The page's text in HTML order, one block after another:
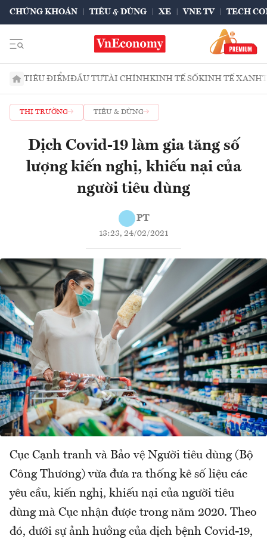
CHỨNG KHOÁN TIÊU & DÙNG XE VNE TV TECH
TIÊU ĐIỂMĐẦU TƯTÀI CHÍNHKINH TẾ SỐKINH TẾ XANH
THỊ TRƯỜNG TIÊU & DÙNG
Dịch Covid-19 làm gia tăng số
lượng kiến nghị, khiếu nại của
người tiêu dùng
PT
13:23, 24/02/2021
Cục Cạnh tranh và Bảo vệ Người tiêu dùng (Bộ
Công Thương) vừa đưa ra thống kê số liệu các
yêu cầu, kiến nghị, khiếu nại của người tiêu
dùng mà Cục nhận được trong năm 2020. Theo
đó, dưới sự ảnh hưởng của dịch bệnh Covid-19,